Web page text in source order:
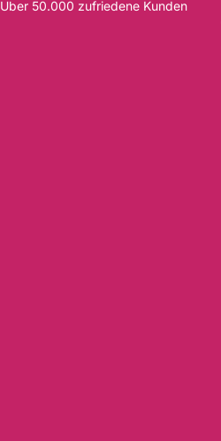
Über 50.000 zufriedene Kunden